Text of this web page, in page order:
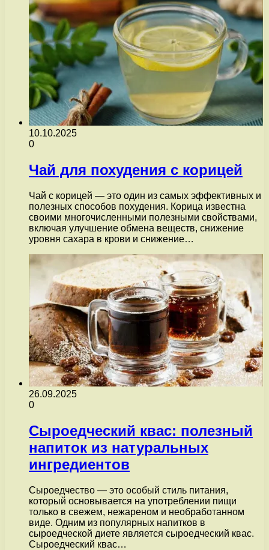
10.10.2025
0
Чай для похудения с корицей
Чай с корицей — это один из самых эффективных и
полезных способов похудения. Корица известна
своими многочисленными полезными свойствами,
включая улучшение обмена веществ, снижение
уровня сахара в крови и снижение…
26.09.2025
0
Сыроедческий квас: полезный
напиток из натуральных
ингредиентов
Сыроедчество — это особый стиль питания,
который основывается на употреблении пищи
только в свежем, нежареном и необработанном
виде. Одним из популярных напитков в
сыроедческой диете является сыроедческий квас.
Сыроедческий квас…